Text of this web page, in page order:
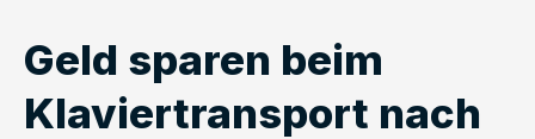
Geld sparen beim
Klaviertransport nach